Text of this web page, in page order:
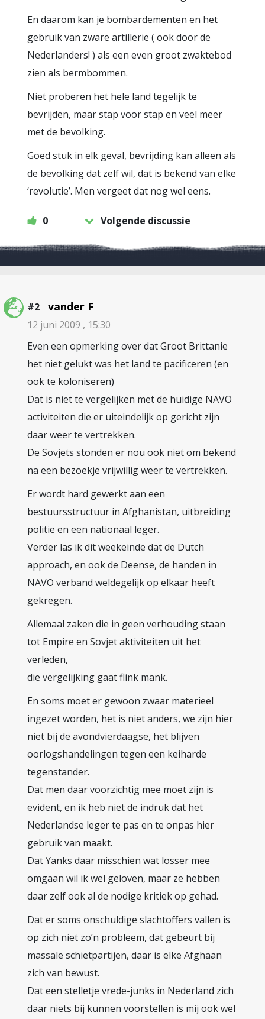
En daarom kan je bombardementen en het
gebruik van zware artillerie ( ook door de
Nederlanders! ) als een even groot zwaktebod
zien als bermbommen.
Niet proberen het hele land tegelijk te
bevrijden, maar stap voor stap en veel meer
met de bevolking.
Goed stuk in elk geval, bevrijding kan alleen als
de bevolking dat zelf wil, dat is bekend van elke
‘revolutie’. Men vergeet dat nog wel eens.
0 Volgende discussie
#2 vander F
12 juni 2009 , 15:30
Even een opmerking over dat Groot Brittanie
het niet gelukt was het land te pacificeren (en
ook te koloniseren)
Dat is niet te vergelijken met de huidige NAVO
activiteiten die er uiteindelijk op gericht zijn
daar weer te vertrekken.
De Sovjets stonden er nou ook niet om bekend
na een bezoekje vrijwillig weer te vertrekken.
Er wordt hard gewerkt aan een
bestuursstructuur in Afghanistan, uitbreiding
politie en een nationaal leger.
Verder las ik dit weekeinde dat de Dutch
approach, en ook de Deense, de handen in
NAVO verband weldegelijk op elkaar heeft
gekregen.
Allemaal zaken die in geen verhouding staan
tot Empire en Sovjet aktiviteiten uit het
verleden,
die vergelijking gaat flink mank.
En soms moet er gewoon zwaar materieel
ingezet worden, het is niet anders, we zijn hier
niet bij de avondvierdaagse, het blijven
oorlogshandelingen tegen een keiharde
tegenstander.
Dat men daar voorzichtig mee moet zijn is
evident, en ik heb niet de indruk dat het
Nederlandse leger te pas en te onpas hier
gebruik van maakt.
Dat Yanks daar misschien wat losser mee
omgaan wil ik wel geloven, maar ze hebben
daar zelf ook al de nodige kritiek op gehad.
Dat er soms onschuldige slachtoffers vallen is
op zich niet zo’n probleem, dat gebeurt bij
massale schietpartijen, daar is elke Afghaan
zich van bewust.
Dat een stelletje vrede-junks in Nederland zich
daar niets bij kunnen voorstellen is mij ook wel